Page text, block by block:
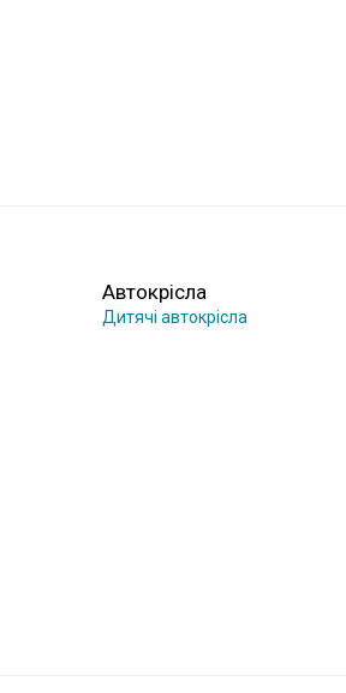
Автокрісла
Дитячі автокрісла